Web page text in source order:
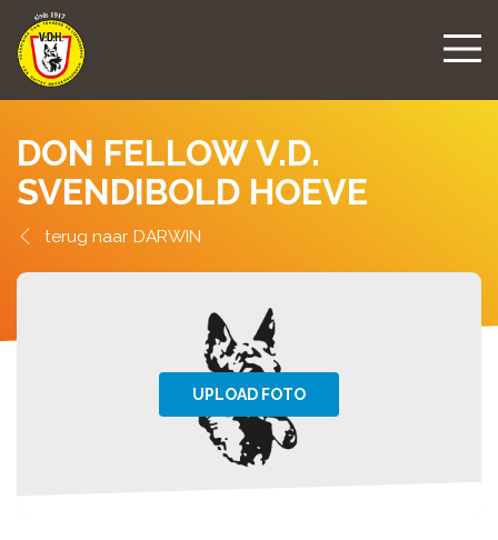
DON FELLOW V.D.
SVENDIBOLD HOEVE
DARWIN